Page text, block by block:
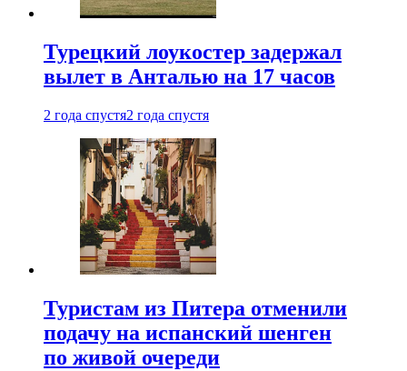
Турецкий лоукостер задержал
вылет в Анталью на 17 часов
2 года спустя2 года спустя
Туристам из Питера отменили
подачу на испанский шенген
по живой очереди